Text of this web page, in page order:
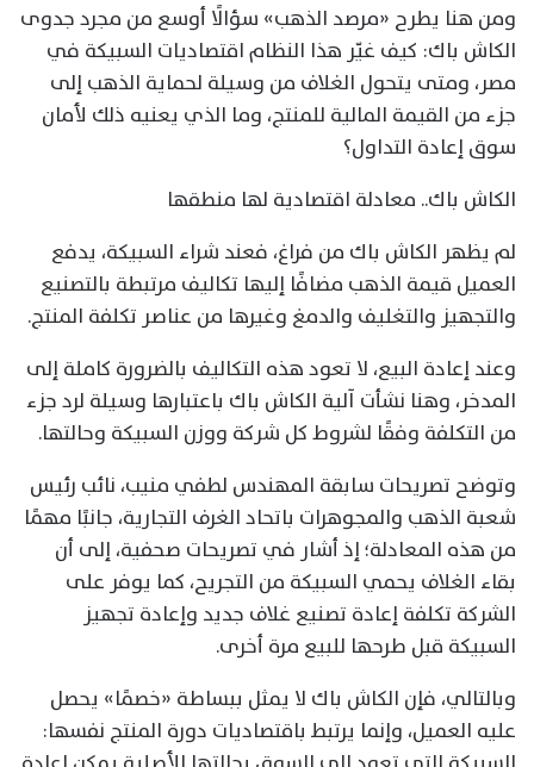
ومن هنا يطرح «مرصد الذهب» سؤالًا أوسع من مجرد جدوى
الكاش باك: كيف غيّر هذا النظام اقتصاديات السبيكة في
مصر، ومتى يتحول الغلاف من وسيلة لحماية الذهب إلى
جزء من القيمة المالية للمنتج، وما الذي يعنيه ذلك لأمان
سوق إعادة التداول؟
الكاش باك.. معادلة اقتصادية لها منطقها
لم يظهر الكاش باك من فراغ، فعند شراء السبيكة، يدفع
العميل قيمة الذهب مضافًا إليها تكاليف مرتبطة بالتصنيع
والتجهيز والتغليف والدمغ وغيرها من عناصر تكلفة المنتج.
وعند إعادة البيع، لا تعود هذه التكاليف بالضرورة كاملة إلى
المدخر، وهنا نشأت آلية الكاش باك باعتبارها وسيلة لرد جزء
من التكلفة وفقًا لشروط كل شركة ووزن السبيكة وحالتها.
وتوضح تصريحات سابقة المهندس لطفي منيب، نائب رئيس
شعبة الذهب والمجوهرات باتحاد الغرف التجارية، جانبًا مهمًا
من هذه المعادلة؛ إذ أشار في تصريحات صحفية، إلى أن
بقاء الغلاف يحمي السبيكة من التجريح، كما يوفر على
الشركة تكلفة إعادة تصنيع غلاف جديد وإعادة تجهيز
السبيكة قبل طرحها للبيع مرة أخرى.
وبالتالي، فإن الكاش باك لا يمثل ببساطة «خصمًا» يحصل
عليه العميل، وإنما يرتبط باقتصاديات دورة المنتج نفسها: